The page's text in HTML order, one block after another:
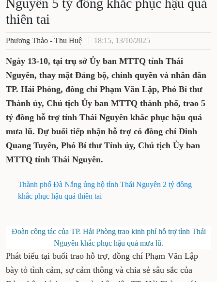
Nguyên 5 tỷ đồng khắc phục hậu quả
thiên tai
Phương Thảo - Thu Huệ 18:15, 13/10/2025
Ngày 13-10, tại trụ sở Ủy ban MTTQ tỉnh Thái
Nguyên, thay mặt Đảng bộ, chính quyền và nhân dân
TP. Hải Phòng, đồng chí Phạm Văn Lập, Phó Bí thư
Thành ủy, Chủ tịch Ủy ban MTTQ thành phố, trao 5
tỷ đồng hỗ trợ tỉnh Thái Nguyên khắc phục hậu quả
mưa lũ. Dự buổi tiếp nhận hỗ trợ có đồng chí Đinh
Quang Tuyên, Phó Bí thư Tỉnh ủy, Chủ tịch Ủy ban
MTTQ tỉnh Thái Nguyên.
Thành phố Đà Nẵng ủng hộ tỉnh Thái Nguyên 2 tỷ đồng
khắc phục hậu quả thiên tai
Đoàn công tác của TP. Hải Phòng trao kinh phí hỗ trợ tỉnh Thái
Nguyên khắc phục hậu quả mưa lũ.
Phát biểu tại buổi trao hỗ trợ, đồng chí Phạm Văn Lập
bày tỏ tình cảm, sự cảm thông và chia sẻ sâu sắc của